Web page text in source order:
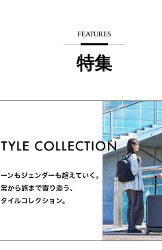
FEATURES
特集